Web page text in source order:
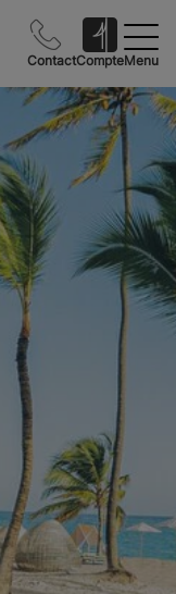
ContactCompteMenu